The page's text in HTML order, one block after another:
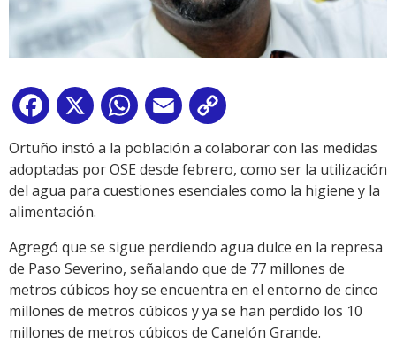
Facebook
X WhatsApp
Email
Link
Ortuño instó a la población a colaborar con las medidas
adoptadas por OSE desde febrero, como ser la utilización
del agua para cuestiones esenciales como la higiene y la
alimentación.
Agregó que se sigue perdiendo agua dulce en la represa
de Paso Severino, señalando que de 77 millones de
metros cúbicos hoy se encuentra en el entorno de cinco
millones de metros cúbicos y ya se han perdido los 10
millones de metros cúbicos de Canelón Grande.